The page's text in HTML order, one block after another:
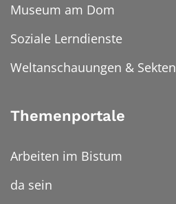
Museum am Dom
Soziale Lerndienste
Weltanschauungen & Sekten
Themenportale
Arbeiten im Bistum
da sein